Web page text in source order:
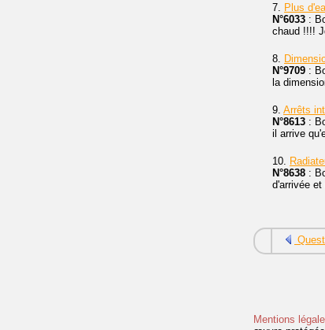
7. Plus
N°6033 :
chaud !!!!
8.
N°9709 :
la
9. Arrêts
N°8613 :
il arrive
10.
N°8638 :
d'arrivée et
Mentions